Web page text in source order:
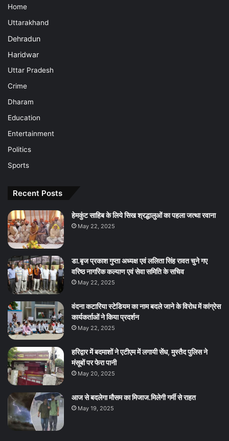
Home
Uttarakhand
Dehradun
Haridwar
Uttar Pradesh
Crime
Dharam
Education
Entertainment
Politics
Sports
Recent Posts
हेमकुंट साहिब के लिये सिख श्रद्धालुओं का पहला जत्था रवाना
May 22, 2025
डा.बृज प्रकाश गुप्ता अध्यक्ष एवं ललिता सिंह रावत चुने गए
वरिष्ठ नागरिक कल्याण एवं सेवा समिति के सचिव
May 22, 2025
वंदना कटारिया स्टेडियम का नाम बदले जाने के विरोध में कांग्रेस
कार्यकर्ताओं ने किया प्रदर्शन
May 22, 2025
हरिद्वार में बदमाशों ने एटीएम में लगायी सेंध, मुस्तैद पुलिस ने
मंसूबों पर फेरा पानी
May 20, 2025
आज से बदलेगा मौसम का मिजाज.मिलेगी गर्मी से राहत
May 19, 2025